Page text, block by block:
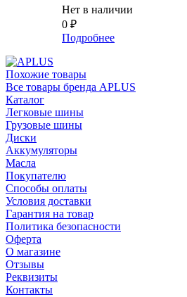
Нет в наличии
0 ₽
Подробнее
Похожие товары
Все товары бренда APLUS
Каталог
Легковые шины
Грузовые шины
Диски
Аккумуляторы
Масла
Покупателю
Способы оплаты
Условия доставки
Гарантия на товар
Политика безопасности
Оферта
О магазине
Отзывы
Реквизиты
Контакты